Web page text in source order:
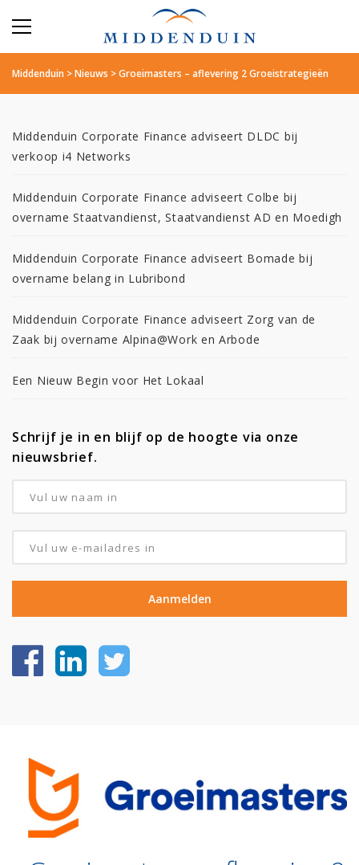
Middenduin >Nieuws >Groeimasters – aflevering 2 Groeistrategieën
Middenduin Corporate Finance adviseert DLDC bij
verkoop i4 Networks
Middenduin Corporate Finance adviseert Colbe bij
overname Staatvandienst, Staatvandienst AD en Moedigh
Middenduin Corporate Finance adviseert Bomade bij
overname belang in Lubribond
Middenduin Corporate Finance adviseert Zorg van de
Zaak bij overname Alpina@Work en Arbode
Een Nieuw Begin voor Het Lokaal
Schrijf je in en blijf op de hoogte via onze
nieuwsbrief.